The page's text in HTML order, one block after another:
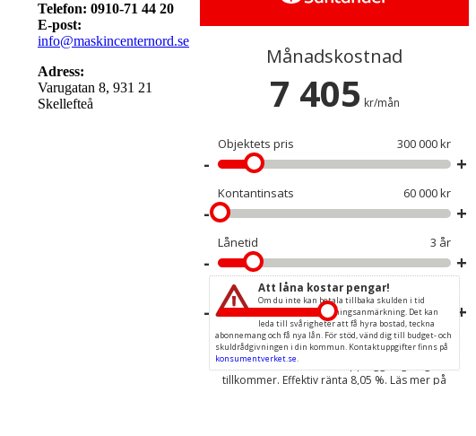
Telefon: 0910-71 44 20
E-post:
info@maskincenternord.se
Adress:
Varugatan 8, 931 21
Skellefteå